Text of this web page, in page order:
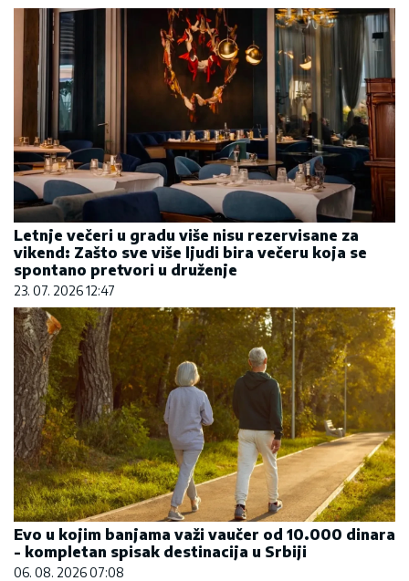
Letnje večeri u gradu više nisu rezervisane za
vikend: Zašto sve više ljudi bira večeru koja se
spontano pretvori u druženje
23. 07. 2026 12:47
Evo u kojim banjama važi vaučer od 10.000 dinara
- kompletan spisak destinacija u Srbiji
06. 08. 2026 07:08